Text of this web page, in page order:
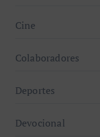
Cine
Colaboradores
Deportes
Devocional